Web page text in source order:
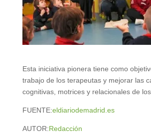
Esta iniciativa pionera tiene como
trabajo de los terapeutas y mejorar las
cognitivas, motrices y relacionales de
FUENTE:eldiariodemadrid.es
AUTOR:Redacción